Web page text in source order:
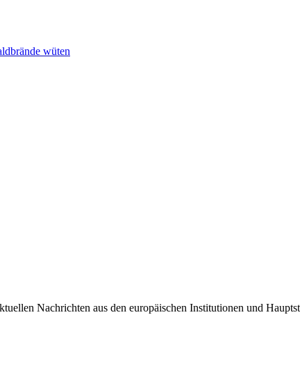
wüten
Nachrichten aus den europäischen Institutionen und